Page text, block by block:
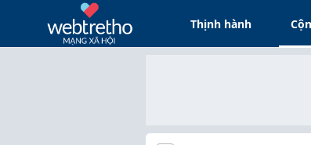
Thịnh hành